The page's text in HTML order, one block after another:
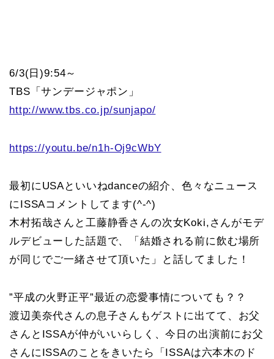
6/3(日)9:54～
TBS「サンデージャポン」
http://www.tbs.co.jp/sunjapo/
https://youtu.be/n1h-Oj9cWbY
最初にUSAといいねdanceの紹介、色々なニュース
にISSAコメントしてます(^-^)
木村拓哉さんと工藤静香さんの次女Koki,さんがモデ
ルデビューした話題で、「結婚される前に飲む場所
が同じでご一緒させて頂いた」と話してました！
”平成の火野正平”最近の恋愛事情についても？？
渡辺美奈代さんの息子さんもゲストに出てて、お父
さんとISSAが仲がいいらしく、今日の出演前にお父
さんにISSAのことをきいたら「ISSAは六本木のド